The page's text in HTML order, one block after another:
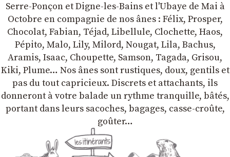
Serre-Ponçon et Digne-les-Bains et l'Ubaye de Mai à
Octobre en compagnie de nos ânes : Félix, Prosper,
Chocolat, Fabian, Téjad, Libellule, Clochette, Haos,
Pépito, Malo, Lily, Milord, Nougat, Lila, Bachus,
Aramis, Isaac, Choupette, Samson, Tagada, Grisou,
Kiki, Plume… Nos ânes sont rustiques, doux, gentils et
pas du tout capricieux. Discrets et attachants, ils
donneront à votre balade un rythme tranquille, bâtés,
portant dans leurs sacoches, bagages, casse-croûte,
goûter…